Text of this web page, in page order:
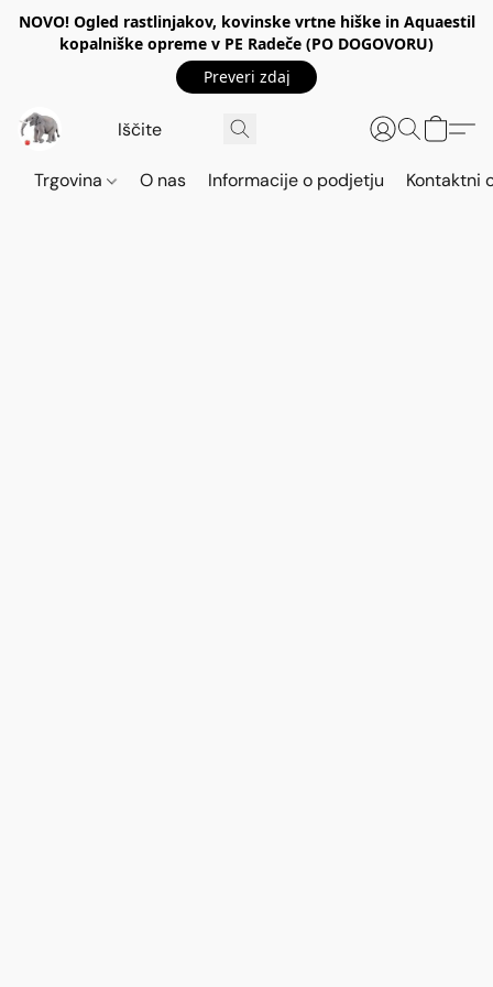
NOVO! Ogled rastlinjakov, kovinske vrtne hiške in Aquaestil
kopalniške opreme v PE Radeče (PO DOGOVORU)
Preveri zdaj
Trgovina O nas Informacije o podjetju Kontaktni